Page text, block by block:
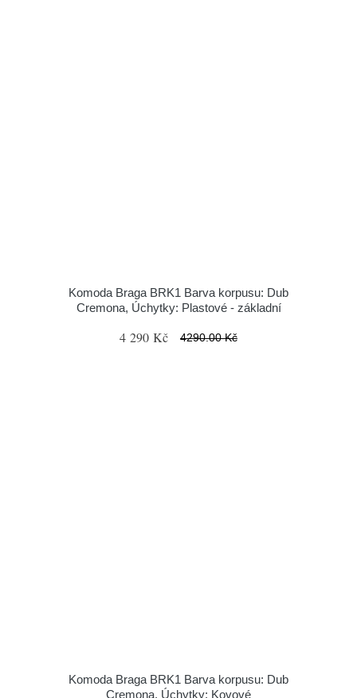
Komoda Braga BRK1 Barva korpusu: Dub
Cremona, Úchytky: Plastové - základní
4 290 Kč 4290.00 Kč
Komoda Braga BRK1 Barva korpusu: Dub
Cremona, Úchytky: Kovové